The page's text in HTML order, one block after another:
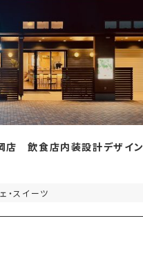
店 飲食店内装設計デザイン
・スイーツ